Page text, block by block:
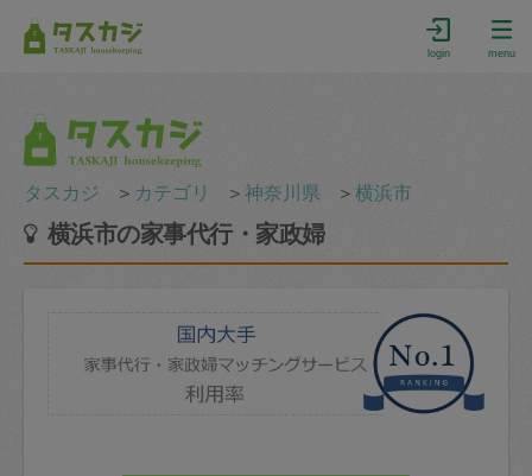
login menu
タスカジ ＞ カテゴリ ＞神奈川県 ＞横浜市
横浜市の家事代行・家政婦